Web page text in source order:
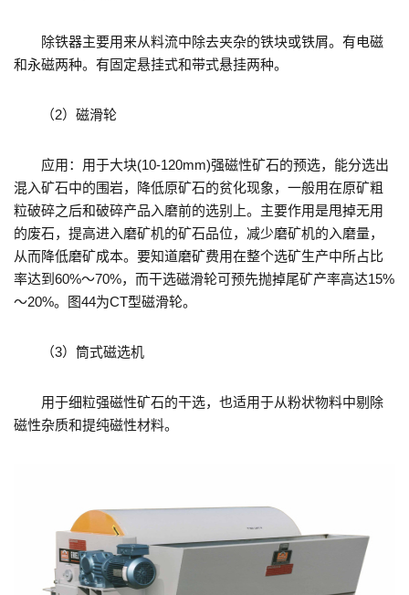
除铁器主要用来从料流中除去夹杂的铁块或铁屑。有电磁
和永磁两种。有固定悬挂式和带式悬挂两种。
（2）磁滑轮
应用：用于大块(10-120mm)强磁性矿石的预选，能分选出
混入矿石中的围岩，降低原矿石的贫化现象，一般用在原矿粗
粒破碎之后和破碎产品入磨前的选别上。主要作用是甩掉无用
的废石，提高进入磨矿机的矿石品位，减少磨矿机的入磨量，
从而降低磨矿成本。要知道磨矿费用在整个选矿生产中所占比
率达到60%～70%，而干选磁滑轮可预先抛掉尾矿产率高达15%
～20%。图44为CT型磁滑轮。
（3）筒式磁选机
用于细粒强磁性矿石的干选，也适用于从粉状物料中剔除
磁性杂质和提纯磁性材料。